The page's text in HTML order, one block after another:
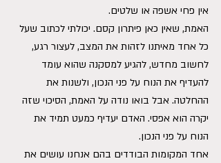
אין פחי אשפה או שלטים.
האמת, שאין כאן פיתרון קסם. יכולתי לכתוב שעל
כל אחד מאיתנו לזהות את המצב, לעצור רגע,
לחשוב מחדש, להגיע למסקנה שהוא עומד
להעדיף את הנוח על פני הנכון, ולשנות את
ההחלטה. אבל בואו נודה על האמת, הסיכוי שזה
יקרה הוא אפסי. האדם יעדיף כמעט תמיד את
הנוח על פני הנכון.
אחד המקומות הבודדים בהם אנחנו עושים את